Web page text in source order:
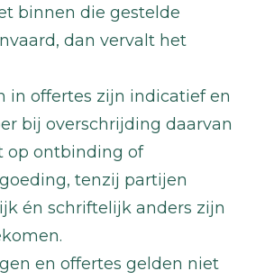
binnen die gestelde
dan vervalt het
in offertes zijn indicatief en
bij overschrijding daarvan
op ontbinding of
tenzij partijen
én schriftelijk anders zijn
en offertes gelden niet